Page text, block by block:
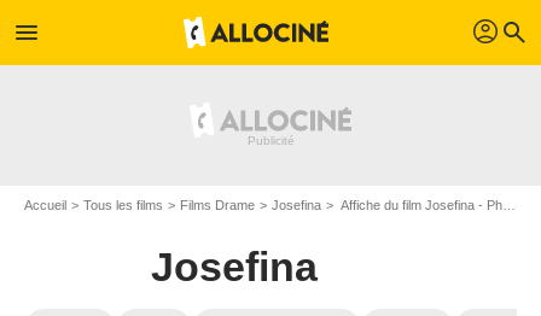
menu profil search
Accueil Tous les films Films Drame Josefina Affiche du film Josefina - Photo 1
Josefina